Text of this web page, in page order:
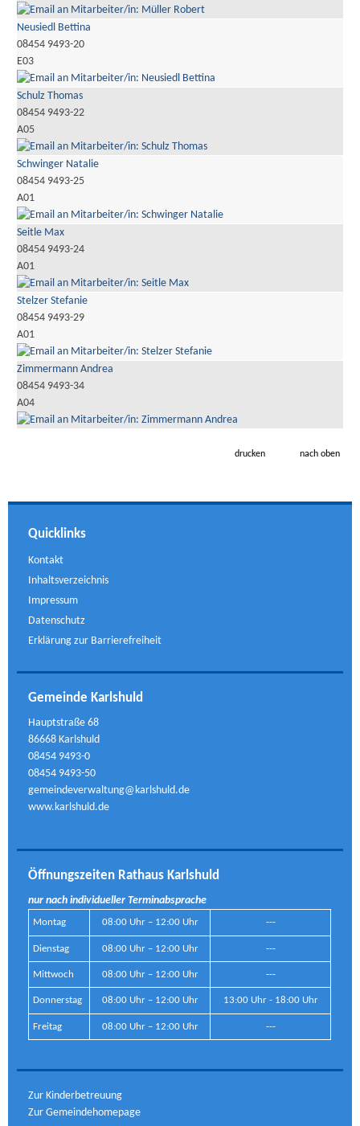
Neusiedl Bettina
08454 9493-20
E03
Schulz Thomas
08454 9493-22
A05
Schwinger Natalie
08454 9493-25
A01
Seitle Max
08454 9493-24
A01
Stelzer Stefanie
08454 9493-29
A01
Zimmermann Andrea
08454 9493-34
A04
drucken nach oben
Quicklinks
Kontakt
Inhaltsverzeichnis
Impressum
Datenschutz
Erklärung zur Barrierefreiheit
Gemeinde Karlshuld
Hauptstraße 68
86668 Karlshuld
08454 9493-0
08454 9493-50
gemeindeverwaltung@karlshuld.de
www.karlshuld.de
Öffnungszeiten Rathaus Karlshuld
nur nach individueller Terminabsprache
Montag 08:00 Uhr – 12:00 Uhr ---
Dienstag 08:00 Uhr – 12:00 Uhr ---
Mittwoch 08:00 Uhr – 12:00 Uhr ---
Donnerstag 08:00 Uhr – 12:00 Uhr 13:00 Uhr - 18:00 Uhr
Freitag 08:00 Uhr – 12:00 Uhr ---
Zur Kinderbetreuung
Zur Gemeindehomepage